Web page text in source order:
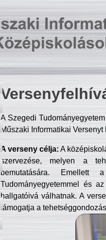
A Szegedi
Műszaki Informatikai
A verseny célja: A
szervezése, melyen a
bemutatására. Emellett
Tudományegyetemmel és
hallgatóivá válhatnak. A
támogatja a